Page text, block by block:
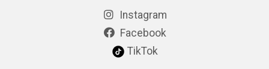
Instagram
Facebook
TikTok